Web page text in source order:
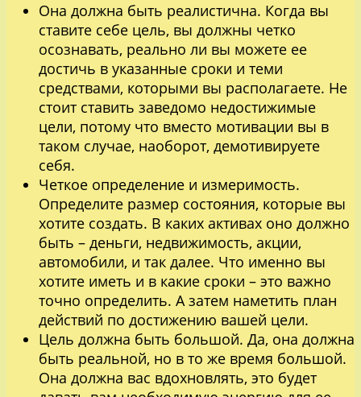
Она должна быть реалистична. Когда вы
ставите себе цель, вы должны четко
осознавать, реально ли вы можете ее
достичь в указанные сроки и теми
средствами, которыми вы располагаете. Не
стоит ставить заведомо недостижимые
цели, потому что вместо мотивации вы в
таком случае, наоборот, демотивируете
себя.
Четкое определение и измеримость.
Определите размер состояния, которые вы
хотите создать. В каких активах оно должно
быть – деньги, недвижимость, акции,
автомобили, и так далее. Что именно вы
хотите иметь и в какие сроки – это важно
точно определить. А затем наметить план
действий по достижению вашей цели.
Цель должна быть большой. Да, она должна
быть реальной, но в то же время большой.
Она должна вас вдохновлять, это будет